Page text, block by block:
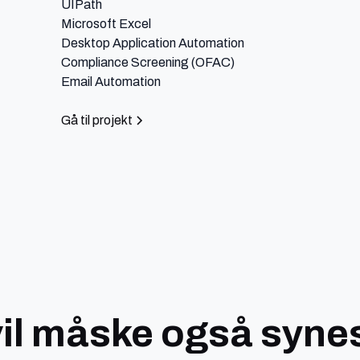
UIPath
Microsoft Excel
Desktop Application Automation
Compliance Screening (OFAC)
Email Automation
Gå til projekt
måske også